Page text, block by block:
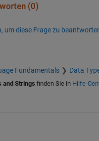
(0)
um diese Frage zu
Fundamentals Data
and Strings finden Sie in Hilfe-